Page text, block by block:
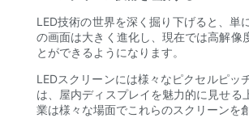
LED技術の世界を深く掘り下げると、
の画面は大きく進化し、現在では高解像
とができるようになります。
LEDスクリーンには様々なピクセルピ
は、屋内ディスプレイを魅力的に見せ
業は様々な場面でこれらのスクリーンを